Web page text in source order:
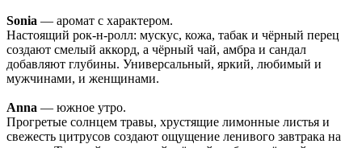
Sonia — аромат с характером.
Настоящий рок-н-ролл: мускус, кожа, табак и чёрный перец
создают смелый аккорд, а чёрный чай, амбра и сандал
добавляют глубины. Универсальный, яркий, любимый и
мужчинами, и женщинами.
Anna — южное утро.
Прогретые солнцем травы, хрустящие лимонные листья и
свежесть цитрусов создают ощущение ленивого завтрака на